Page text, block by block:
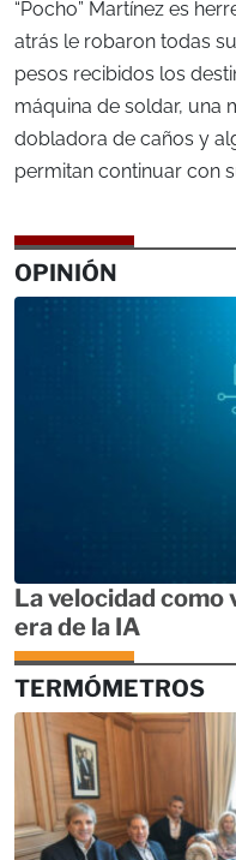
“Pocho” Martínez es
atrás le robaron todas
pesos recibidos los
máquina de soldar, una
dobladora de caños y
permitan continuar con
OPINIÓN
La velocidad
era de la IA
TERMÓMETROS